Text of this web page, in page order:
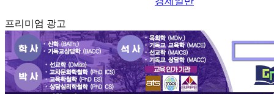
프리미엄 광고